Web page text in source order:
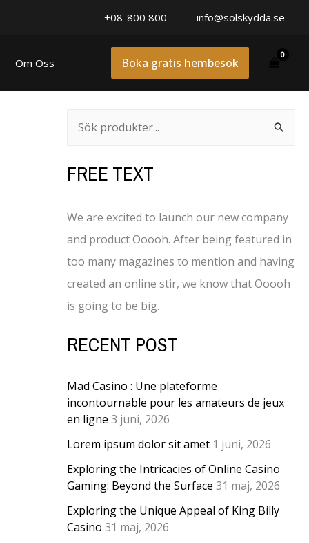
+08-800 800 info@solskydda.se
Om Oss Boka gratis hembesök
Search
k
f
t
e
r
:
FREE TEXT
We are excited to launch our new company
and product Ooooh. After being featured in
too many magazines to mention and having
created an online stir, we know that Ooooh
is going to be big.
RECENT POST
Mad Casino : Une plateforme
incontournable pour les amateurs de jeux
en ligne 3 juni, 2026
Lorem ipsum dolor sit amet 1 juni, 2026
Exploring the Intricacies of Online Casino
Gaming: Beyond the Surface 31 maj, 2026
Exploring the Unique Appeal of King Billy
Casino 31 maj, 2026